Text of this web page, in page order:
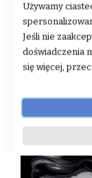
Używamy
Jeśli nie
doświadczenia
się więcej,